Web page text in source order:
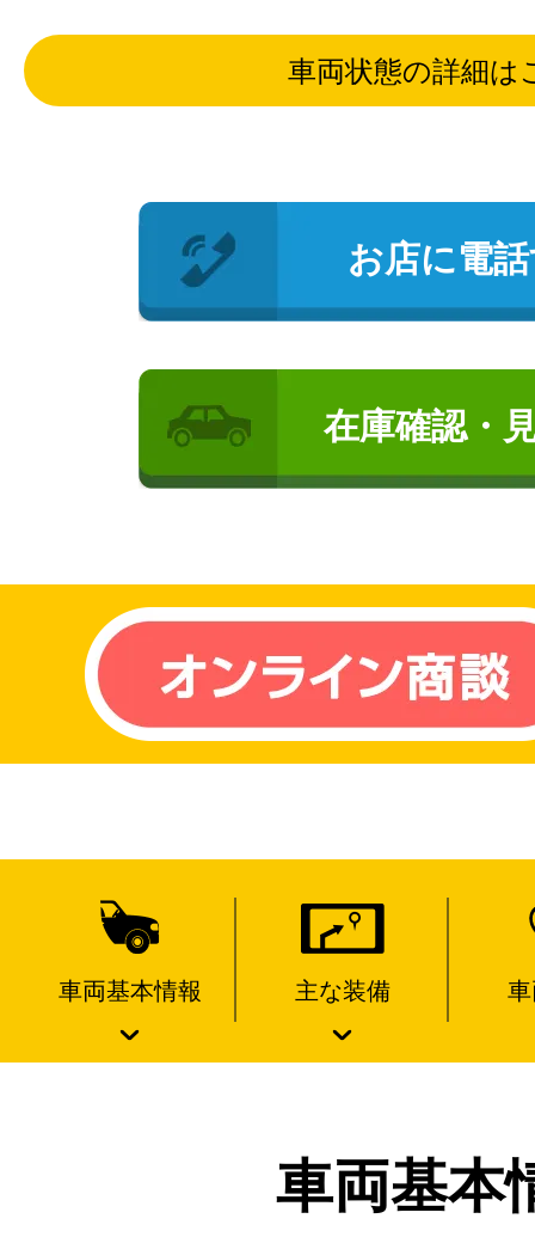
車両状態の詳細は
お店に電
在庫確認・
車両基本情報 主な装備
車両基本